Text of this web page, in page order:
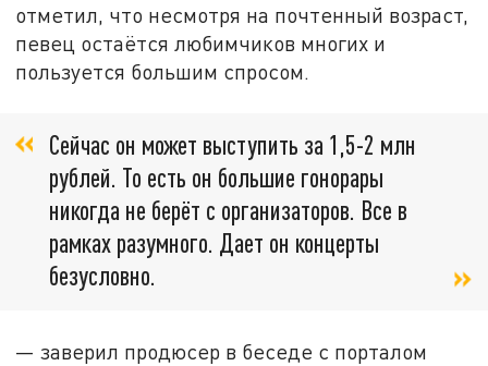
отметил, что несмотря на почтенный возраст,
певец остаётся любимчиков многих и
пользуется большим спросом.
Сейчас он может выступить за 1,5-2 млн
рублей. То есть он большие гонорары
никогда не берёт с организаторов. Все в
рамках разумного. Дает он концерты
безусловно.
— заверил продюсер в беседе с порталом